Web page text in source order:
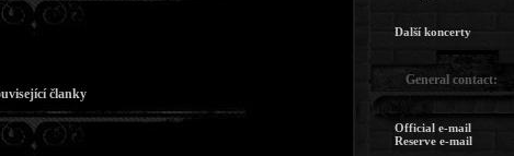
članky
Další koncerty
General contact:
Official e-mail
Reserve e-mail